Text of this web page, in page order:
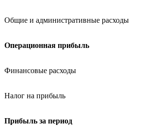
Общие и административные расходы
Операционная прибыль
Финансовые расходы
Налог на прибыль
Прибыль за период